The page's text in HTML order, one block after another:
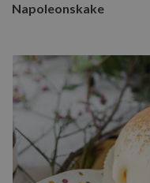
Napoleonskake